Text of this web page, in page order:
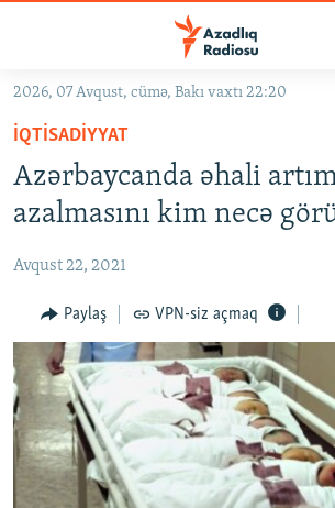
Əsas
qayıt
Əsas
naviqasiyaya
qayıt
GÜNDƏM
#İZAHLA
KORRUPSIOMETR
FƏRQƏ BAX
QANUNI DOĞRU
ARAŞDIRMA
MULTIMEDIA
VIDEO
FOTOQALEREYA
RADIO ARXIV
OXU ZALI
HAQQIMIZDA
2026, 07 Avqust, cümə, Bakı vaxtı 22:20
İQTISADIYYAT
Azərbaycanda əhali
azalmasını kim necə
Avqust 22, 2021
Paylaş VPN-siz açmaq